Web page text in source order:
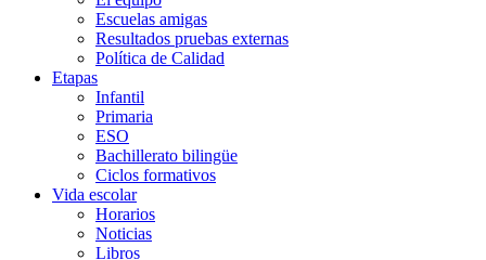
Escuelas amigas
Resultados pruebas externas
Política de Calidad
Etapas
Infantil
Primaria
ESO
Bachillerato bilingüe
Ciclos formativos
Vida escolar
Horarios
Noticias
Libros